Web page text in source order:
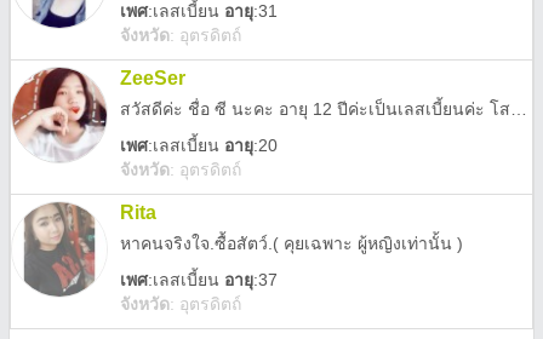
เพศ:เลสเบี้ยน อายุ:31
จังหวัด: อุตรดิตถ์
ZeeSer
เพศ:เลสเบี้ยน อายุ:20
จังหวัด: อุตรดิตถ์
Rita
หาคนจริงใจ.ซื้อสัตว์.( คุยเฉพาะ ผู้หญิงเท่านั้น )
เพศ:เลสเบี้ยน อายุ:37
จังหวัด: อุตรดิตถ์